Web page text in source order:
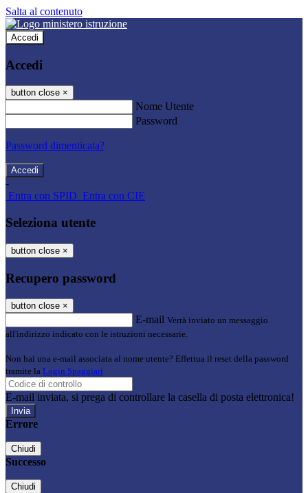
Salta al contenuto
Accedi
Accedi
button close ×
Nome Utente
Password
Password dimenticata?
-
Entra con SPID Entra con CIE
Seleziona utente
button close ×
Recupero password
button close ×
E-mail Verrà inviato un messaggio
all'indirizzo indicato con le istruzioni necessarie.
Non hai una e-mail associata al nome utente? Effettua il reset della password
tramite la Login Spaggiari
E-mail inviata, si prega di controllare la casella di posta elettronica!
Errore
Chiudi
Successo
Chiudi